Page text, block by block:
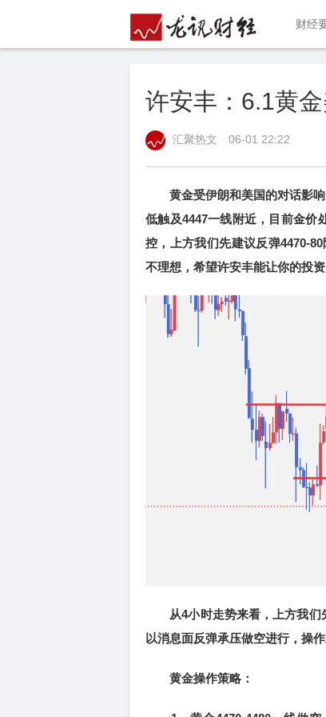
财经
许安丰：6.1黄
汇聚热文 06-01 22:22
黄金受伊朗和美国的对话影响
低触及4447一线附近，目前金价
控，上方我们先建议反弹4470-
不理想，希望许安丰能让你的投
从4小时走势来看，上方我们先
以消息面反弹承压做空进行，操
黄金操作策略：